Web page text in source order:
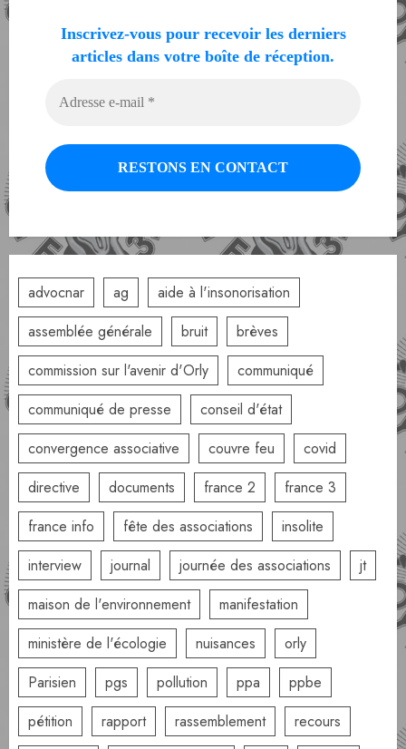
Inscrivez-vous pour recevoir les derniers
articles dans votre boîte de réception.
advocnar ag
aide à l'insonorisation
assemblée générale
bruit
brèves
commission sur l'avenir d'Orly
communiqué
communiqué de presse
conseil d'état
convergence associative
couvre feu
covid
directive
documents france 2
france 3
france info
fête des associations
insolite
interview
journal journée des associations
jt
maison de l'environnement
manifestation
ministère de l'écologie
nuisances
orly
Parisien
pgs pollution ppa
ppbe
pétition
rapport rassemblement recours